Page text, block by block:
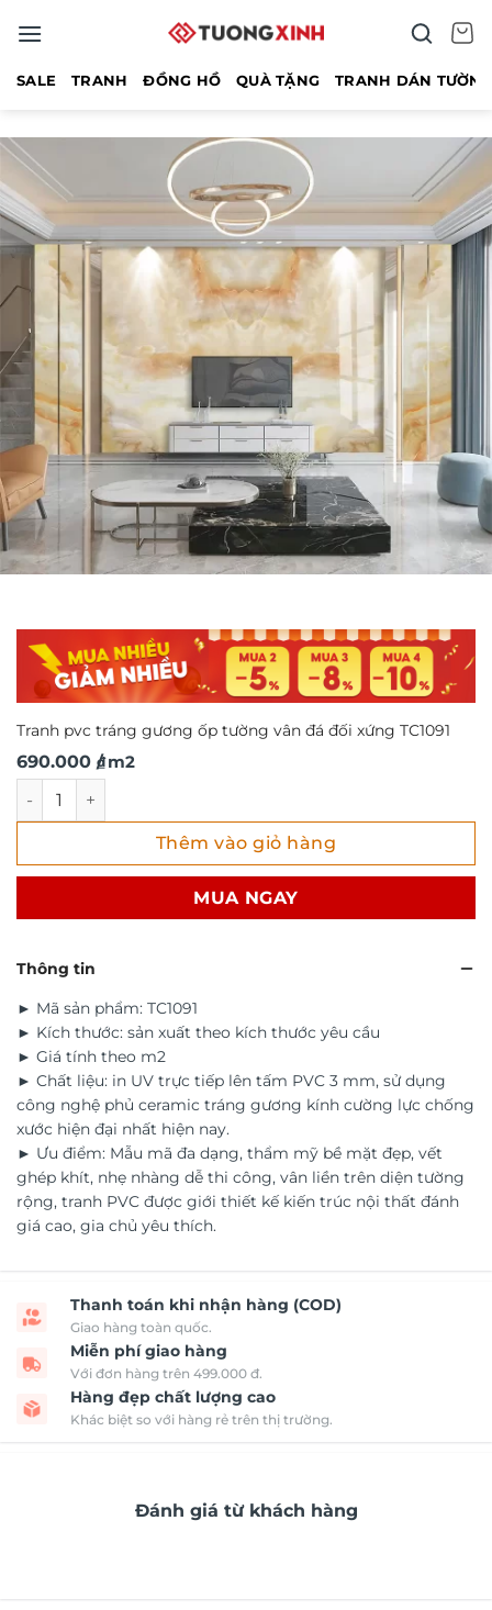
qua
SALE TRANH ĐỒNG HỒ QUÀ TẶNG TRANH DÁN
Tranh pvc tráng gương ốp tường vân đá đối xứng TC1091
690.000 ₫
/ m2
Tranh pvc tráng gương ốp tường vân đá đối xứng TC1091
Thêm vào giỏ hàng
MUA NGAY
Thông tin
► Mã sản phẩm: TC1091
► Kích thước: sản xuất theo kích thước yêu cầu
► Giá tính theo m2
► Chất liệu: in UV trực tiếp lên tấm PVC 3 mm, sử dụng
công nghệ phủ ceramic tráng gương kính cường lực chống
xước hiện đại nhất hiện nay.
► Ưu điểm: Mẫu mã đa dạng, thẩm mỹ bề mặt đẹp, vết
ghép khít, nhẹ nhàng dễ thi công, vân liền trên diện tường
rộng, tranh PVC được giới thiết kế kiến trúc nội thất đánh
giá cao, gia chủ yêu thích.
Thanh toán khi nhận hàng (COD)
Giao hàng toàn quốc.
Miễn phí giao hàng
Với đơn hàng trên 499.000 đ.
Hàng đẹp chất lượng cao
Khác biệt so với hàng rẻ trên thị trường.
Đánh giá từ khách hàng